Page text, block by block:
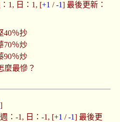
1, 日：1, [+1 /-1] 最後更新：
40％抄
70％炒
90％炒
麼最慘？
]
：-1, 日：-1, [+1 /-1] 最後更